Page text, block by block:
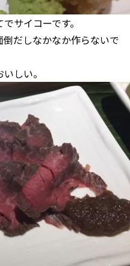
サイコーです。
だしなかなか作らないで
しい。